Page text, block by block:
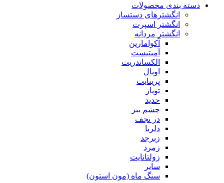
دسته بندی محصولات
انگشترهای دستساز
انگشتر اسپرت
انگشتر مردانه
آکوامارین
آمیتیست
الکساندریت
اوپال
پرینایت
توپاز
حدید
چشم ببر
در نجف
دلربا
زبرجد
زمرد
زولتانایت
سایر
سنگ ماه (مون استون)